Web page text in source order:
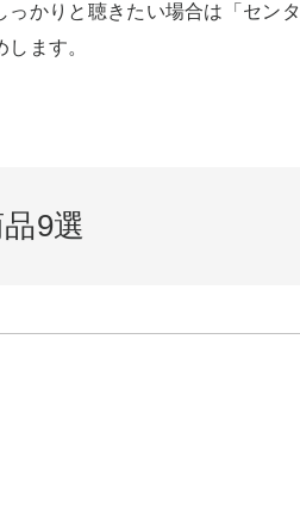
かりと聴きたい場合は「センタ
ます。
9選